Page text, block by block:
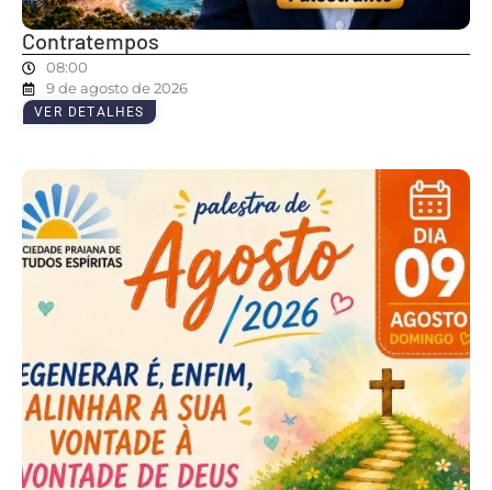
Contratempos
08:00
9 de agosto de 2026
VER DETALHES